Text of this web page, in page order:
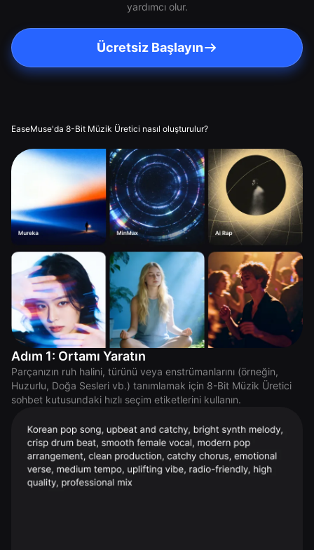
yardımcı olur.
Ücretsiz Başlayın
EaseMuse'da 8-Bit Müzik Üretici nasıl oluşturulur?
Adım 1: Ortamı Yaratın
Parçanızın ruh halini, türünü veya enstrümanlarını (örneğin,
Huzurlu, Doğa Sesleri vb.) tanımlamak için 8-Bit Müzik Üretici
sohbet kutusundaki hızlı seçim etiketlerini kullanın.